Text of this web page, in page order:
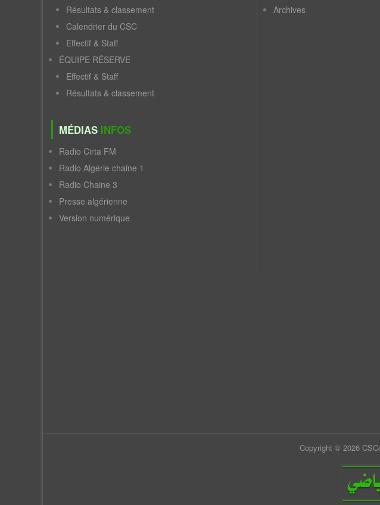
Résultats & classement
Calendrier du CSC
Effectif & Staff
ÉQUIPE RÉSERVE
Effectif & Staff
Résultats & classement
MÉDIAS INFOS
Radio Cirta FM
Radio Algérie chaine 1
Radio Chaine 3
Presse algérienne
Version numérique
Archives
Copyright © 2026